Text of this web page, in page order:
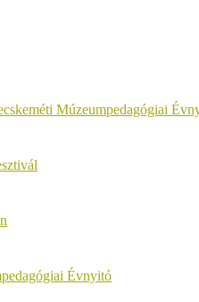
Múzeumpedagógiai
Évnyitó